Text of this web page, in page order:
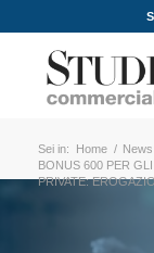
Sei in: Home / News
BONUS 600 PER
PRIVATE: